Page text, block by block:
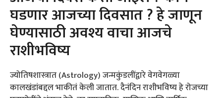
घडणार आजच्या दिवसात ? हे जाणून
घेण्यासाठी अवश्य वाचा आजचे
राशीभविष्य
ज्योतिषशास्त्रात (Astrology) जन्मकुंडलींद्वारे वेगवेगळ्या
कालखंडांबद्दल भाकीतं केली जातात. दैनंदिन राशीभविष्य हे रोजच्या